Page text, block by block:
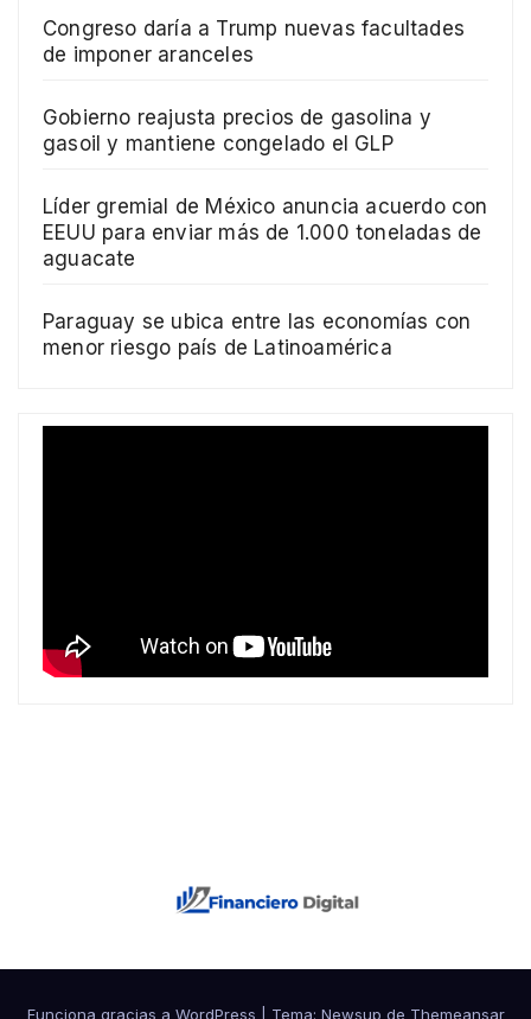
Congreso daría a Trump nuevas facultades
de imponer aranceles
Gobierno reajusta precios de gasolina y
gasoil y mantiene congelado el GLP
Líder gremial de México anuncia acuerdo con
EEUU para enviar más de 1.000 toneladas de
aguacate
Paraguay se ubica entre las economías con
menor riesgo país de Latinoamérica
Funciona gracias a WordPress Tema: Newsup de Themeansar